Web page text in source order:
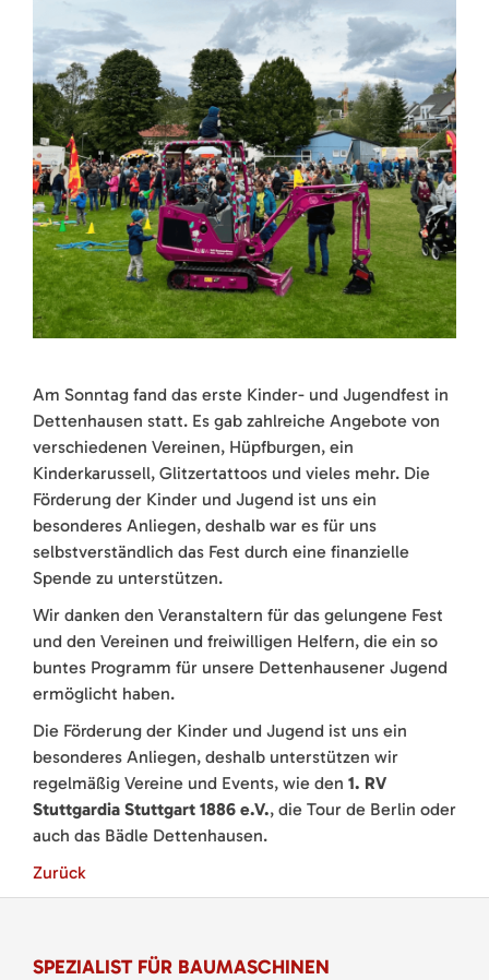
Am Sonntag fand das erste Kinder- und Jugendfest in
Dettenhausen statt. Es gab zahlreiche Angebote von
verschiedenen Vereinen, Hüpfburgen, ein
Kinderkarussell, Glitzertattoos und vieles mehr. Die
Förderung der Kinder und Jugend ist uns ein
besonderes Anliegen, deshalb war es für uns
selbstverständlich das Fest durch eine finanzielle
Spende zu unterstützen.
Wir danken den Veranstaltern für das gelungene Fest
und den Vereinen und freiwilligen Helfern, die ein so
buntes Programm für unsere Dettenhausener Jugend
ermöglicht haben.
Die Förderung der Kinder und Jugend ist uns ein
besonderes Anliegen, deshalb unterstützen wir
regelmäßig Vereine und Events, wie den 1. RV
Stuttgardia Stuttgart 1886 e.V., die Tour de Berlin oder
auch das Bädle Dettenhausen.
Zurück
SPEZIALIST FÜR BAUMASCHINEN